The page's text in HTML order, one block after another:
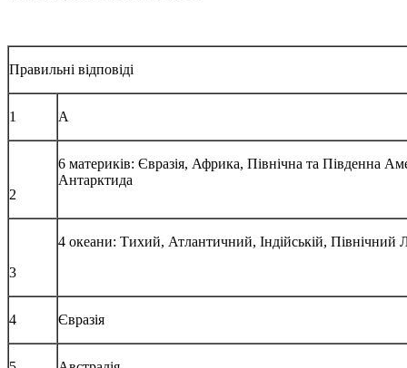
Правильні відповіді
1 А
2
6 материків: Євразія, Африка, Північна та Південна
Антарктида
3
4 океани: Тихий, Атлантичний, Індійській, Північний
4 Євразія